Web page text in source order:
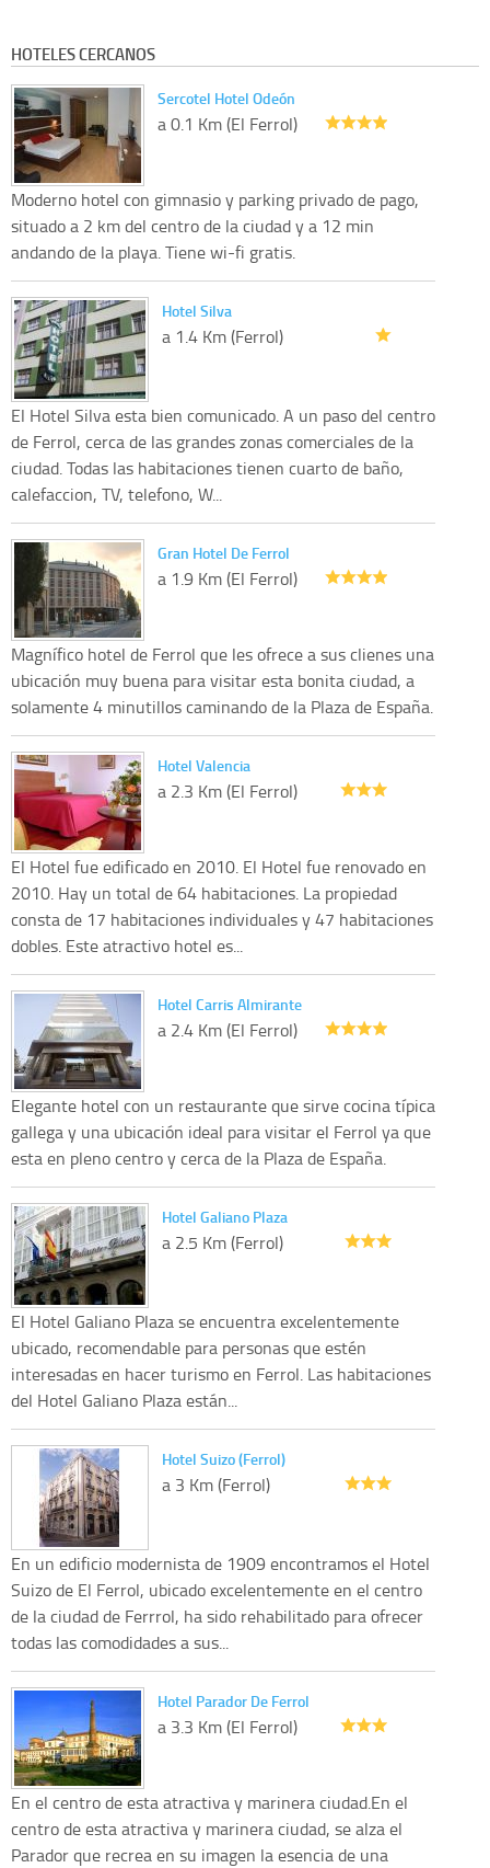
HOTELES CERCANOS
Sercotel Hotel Odeón
a 0.1 Km (El Ferrol)
Moderno hotel con gimnasio y parking privado de pago,
situado a 2 km del centro de la ciudad y a 12 min
andando de la playa. Tiene wi-fi gratis.
Hotel Silva
a 1.4 Km (Ferrol)
El Hotel Silva esta bien comunicado. A un paso del centro
de Ferrol, cerca de las grandes zonas comerciales de la
ciudad. Todas las habitaciones tienen cuarto de baño,
calefaccion, TV, telefono, W...
Gran Hotel De Ferrol
a 1.9 Km (El Ferrol)
Magnífico hotel de Ferrol que les ofrece a sus clienes una
ubicación muy buena para visitar esta bonita ciudad, a
solamente 4 minutillos caminando de la Plaza de España.
Hotel Valencia
a 2.3 Km (El Ferrol)
El Hotel fue edificado en 2010. El Hotel fue renovado en
2010. Hay un total de 64 habitaciones. La propiedad
consta de 17 habitaciones individuales y 47 habitaciones
dobles. Este atractivo hotel es...
Hotel Carris Almirante
a 2.4 Km (El Ferrol)
Elegante hotel con un restaurante que sirve cocina típica
gallega y una ubicación ideal para visitar el Ferrol ya que
esta en pleno centro y cerca de la Plaza de España.
Hotel Galiano Plaza
a 2.5 Km (Ferrol)
El Hotel Galiano Plaza se encuentra excelentemente
ubicado, recomendable para personas que estén
interesadas en hacer turismo en Ferrol. Las habitaciones
del Hotel Galiano Plaza están...
Hotel Suizo (Ferrol)
a 3 Km (Ferrol)
En un edificio modernista de 1909 encontramos el Hotel
Suizo de El Ferrol, ubicado excelentemente en el centro
de la ciudad de Ferrrol, ha sido rehabilitado para ofrecer
todas las comodidades a sus...
Hotel Parador De Ferrol
a 3.3 Km (El Ferrol)
En el centro de esta atractiva y marinera ciudad.En el
centro de esta atractiva y marinera ciudad, se alza el
Parador que recrea en su imagen la esencia de una